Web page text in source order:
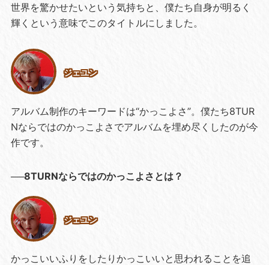
世界を驚かせたいという気持ちと、僕たち自身が明るく
輝くという意味でこのタイトルにしました。
ジェユン
アルバム制作のキーワードは“かっこよさ”。僕たち8TUR
Nならではのかっこよさでアルバムを埋め尽くしたのが今
作です。
──8TURNならではのかっこよさとは？
ジェユン
かっこいいふりをしたりかっこいいと思われることを追